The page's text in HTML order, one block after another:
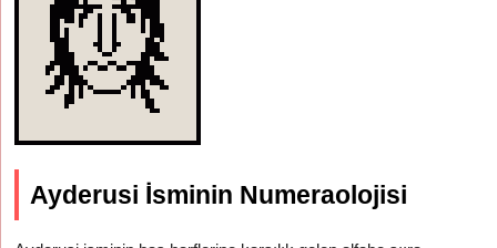
Ayderusi İsminin Numeraolojisi